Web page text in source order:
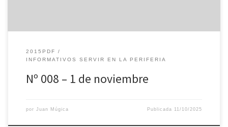
2015PDF
INFORMATIVOS SERVIR EN LA PERIFERIA
Nº 008 – 1 de noviembre
por Juan Múgica Publicada 11/10/2025